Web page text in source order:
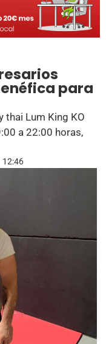
para
thai Lum King KO
a 22:00 horas,
12:46